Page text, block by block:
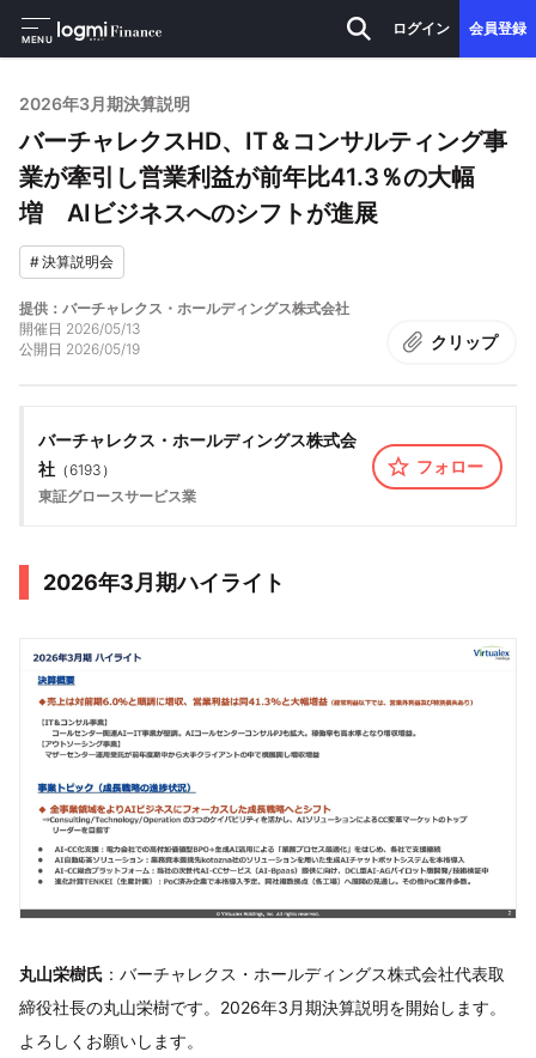
MENU
ログイン 会員登録
2026年3月期決算説明
バーチャレクスHD、IT＆コンサルティング事
業が牽引し営業利益が前年比41.3％の大幅
増 AIビジネスへのシフトが進展
#決算説明会
提供：バーチャレクス・ホールディングス株式会社
開催日 2026/05/13
公開日 2026/05/19 クリップ
バーチャレクス・ホールディングス株式会
社 （6193 ）
東証グロースサービス業
フォロー
2026年3月期ハイライト
丸山栄樹氏 ：バーチャレクス・ホールディングス株式会社代表取
締役社長の丸山栄樹です。2026年3月期決算説明を開始します。
よろしくお願いします。